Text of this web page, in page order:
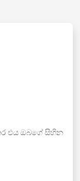
එය ඔබගේ සිහින